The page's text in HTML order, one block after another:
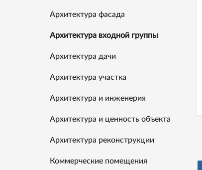
Архитектура фасада
Архитектура входной группы
Архитектура дачи
Архитектура участка
Архитектура и инженерия
Архитектура и ценность объекта
Архитектура реконструкции
Коммерческие помещения